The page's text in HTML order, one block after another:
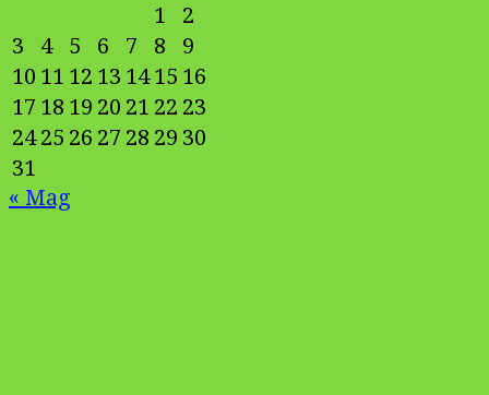
1
2
3
4 5 6 7 8
9
10 11 12 13 14 15 16
17 18 19 20 21 22 23
24 25 26 27 28 29 30
31
« Mag